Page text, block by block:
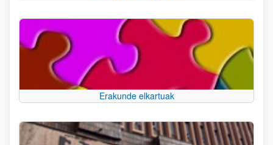
Erakunde elkartuak